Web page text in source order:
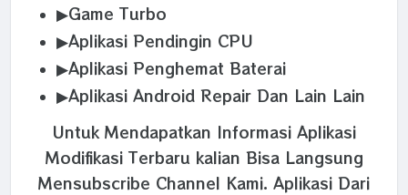
▶Game Turbo
▶Aplikasi Pendingin CPU
▶Aplikasi Penghemat Baterai
▶Aplikasi Android Repair Dan Lain Lain
Untuk Mendapatkan Informasi Aplikasi
Modifikasi Terbaru kalian Bisa Langsung
Mensubscribe Channel Kami. Aplikasi Dari